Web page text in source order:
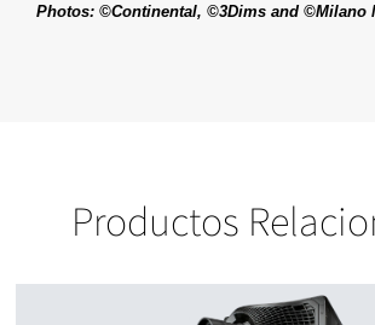
Photos: ©Continental, ©3Dims and ©Milano
Productos